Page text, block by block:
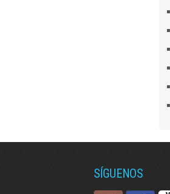
SÍGUENOS